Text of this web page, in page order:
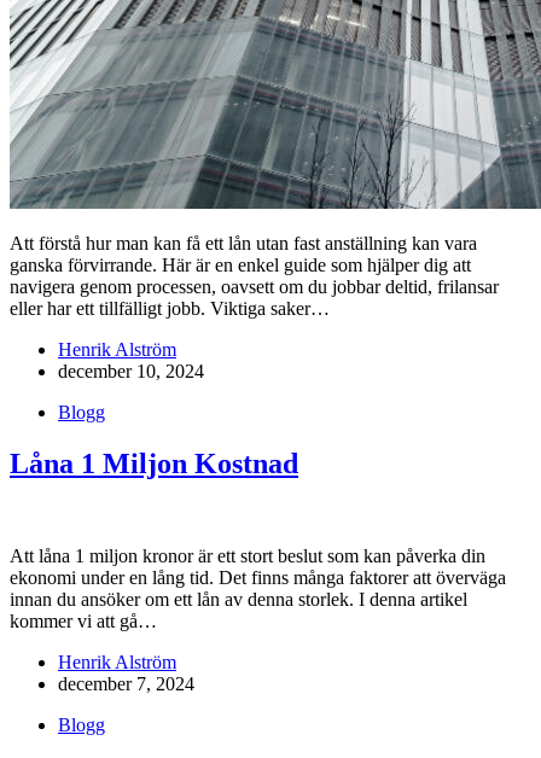
Att förstå hur man kan få ett lån utan fast anställning kan vara
ganska förvirrande. Här är en enkel guide som hjälper dig att
navigera genom processen, oavsett om du jobbar deltid, frilansar
eller har ett tillfälligt jobb. Viktiga saker…
Henrik Alström
december 10, 2024
Blogg
Låna 1 Miljon Kostnad
Att låna 1 miljon kronor är ett stort beslut som kan påverka din
ekonomi under en lång tid. Det finns många faktorer att överväga
innan du ansöker om ett lån av denna storlek. I denna artikel
kommer vi att gå…
Henrik Alström
december 7, 2024
Blogg